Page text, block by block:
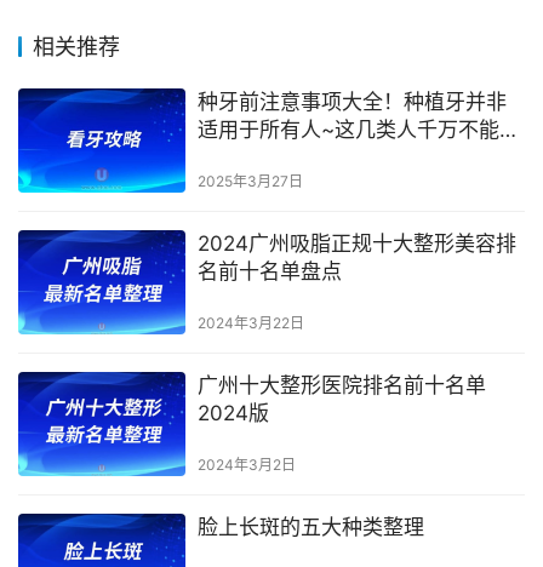
相关推荐
种牙前注意事项大全！种植牙并非
适用于所有人~这几类人千万不能做
2025年3月27日
2024广州吸脂正规十大整形美容排
名前十名单盘点
2024年3月22日
广州十大整形医院排名前十名单
2024版
2024年3月2日
脸上长斑的五大种类整理